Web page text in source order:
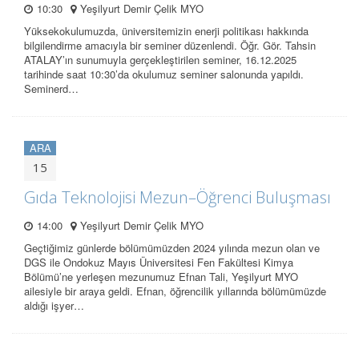
10:30
Yeşilyurt Demir Çelik MYO
Yüksekokulumuzda, üniversitemizin enerji politikası hakkında
bilgilendirme amacıyla bir seminer düzenlendi. Öğr. Gör. Tahsin
ATALAY’ın sunumuyla gerçekleştirilen seminer, 16.12.2025
tarihinde saat 10:30’da okulumuz seminer salonunda yapıldı.
Seminerd…
ARA
15
Gıda Teknolojisi Mezun–Öğrenci Buluşması
14:00
Yeşilyurt Demir Çelik MYO
Geçtiğimiz günlerde bölümümüzden 2024 yılında mezun olan ve
DGS ile Ondokuz Mayıs Üniversitesi Fen Fakültesi Kimya
Bölümü’ne yerleşen mezunumuz Efnan Tali, Yeşilyurt MYO
ailesiyle bir araya geldi. Efnan, öğrencilik yıllarında bölümümüzde
aldığı işyer…